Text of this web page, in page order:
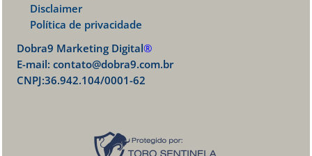
Disclaimer
Política de privacidade
Dobra9 Marketing Digital®
E-mail: contato@dobra9.com.br
CNPJ:36.942.104/0001-62